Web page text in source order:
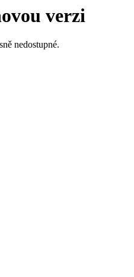
verzi
nedostupné.